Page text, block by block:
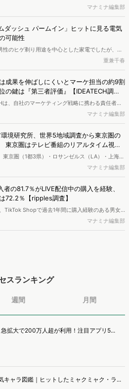
に関するユーザー意識調査（定量）」を実施し、
。
マナミナ編集部
ダッシュ パームイン」ヒットに見る電気
可能性
性のヒゲ剃り用途を中心とした家電でしたが、近
に対応するグルーミング製品へと広がりを見せて
索データなどをもとに電気シェーバー市場の今後
す。シェーバー関連検索者の検索キーワードや流
析し、市場の展開を探りました。
重兼千春
成果を伸ばしにくいとマーケ担当の約9割
の鍵は『第三者評価』【IDEATECH調
は、自社のマーケティング戦略に携わる責任者・
を問わず、新しい価値・市場の打ち出しや認知
与する層）を対象に、BtoB企業における新商品・
透と情報発信に関する実態調査を実施し、結果を
マナミナ編集部
境研究所、世界5地域調査から東京圏の
京圏はテレビ番組のリアルタイム視聴
高い
東京圏（1都3県）・ロサンゼルス（LA）・上海・
域の5地域で、各900名・計4,500名（10～50
ィア接触状況やAI・先進テクノロジーサービスの
「グローバル・メディア・テック調査2026」を
しました。
マナミナ編集部
の81.7％がLIVE配信中の購入を経験、
72.2％【ripples調査】
TikTok Shopで過去1年間に購入経験のある男女
Shop購入者実態調査2026」を実施し、結果を
マナミナ編集部
スランキング
週間 月間
急拡大で200万人超が利用！注目アプリ5...
キャラ図鑑｜ヒットしたミャクミャク・ラ...